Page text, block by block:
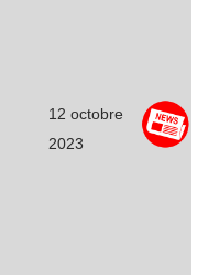
12 octobre
2023